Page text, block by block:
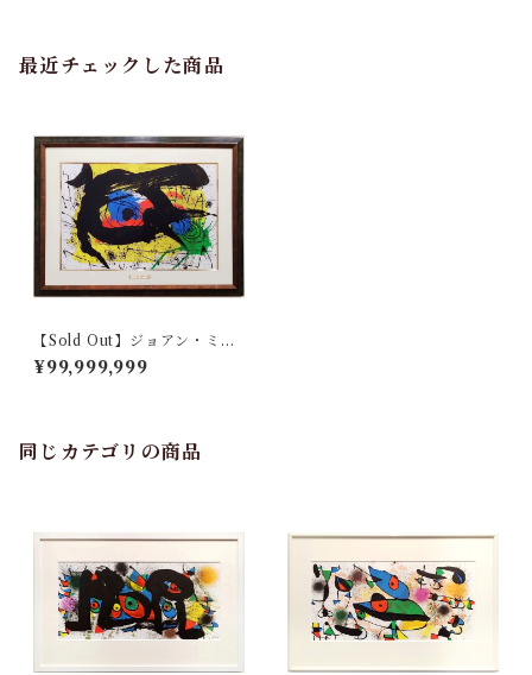
最近チェックした商品
【Sold Out】ジョアン・ミロ
「『デリエール・ル・ミロワ
ール no.203』より ソブレテ
¥99,999,999
同じカテゴリの商品